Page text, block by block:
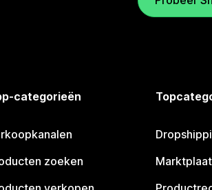
categorieën
zoeken